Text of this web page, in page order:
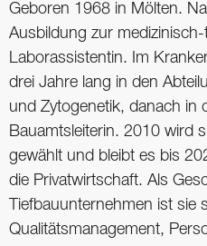
Geboren 1968 in Mölten.
Ausbildung zur
Laborassistentin. Im
drei Jahre lang in den
und Zytogenetik, danach in
Bauamtsleiterin. 2010 wird
gewählt und bleibt es bis
die Privatwirtschaft. Als
Tiefbauunternehmen ist sie
Qualitätsmanagement,